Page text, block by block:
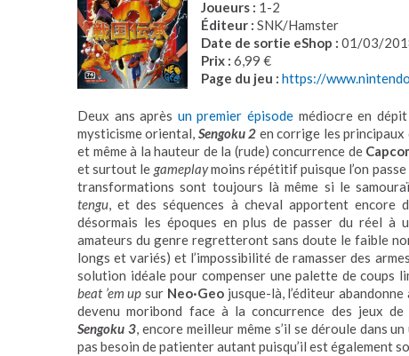
Joueurs : 1-2
Éditeur : SNK/Hamster
Date de sortie eShop : 01/03/
Prix : 6,99 €
Page du jeu : https://
Deux ans après un premier épisode médiocre en
mysticisme oriental, Sengoku 2 en corrige les
et même à la hauteur de la (rude) concurrence de
et surtout le gameplaymoins répétitif puisque l’on
transformations sont toujours là même si le
tengu, et des séquences à cheval apportent encore
désormais les époques en plus de passer du réel à
amateurs du genre regretteront sans doute le faible
longs et variés) et l’impossibilité de ramasser des
solution idéale pour compenser une palette de coups
beat ’em up sur Neo·Geo jusque-là, l’éditeur
devenu moribond face à la concurrence des jeux
Sengoku 3, encore meilleur même s’il se déroule dans
pas besoin de patienter autant puisqu’il est également